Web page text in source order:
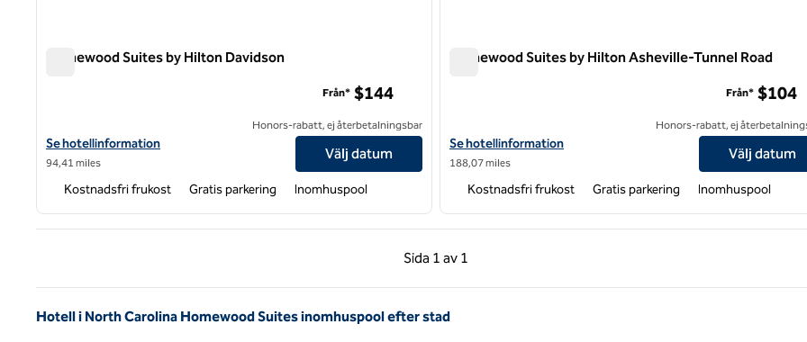
Homewood Suites by Hilton Davidson
Visa hotelluppgifter för Homewood Suites by Hilton Davidson
Se hotellinformation
94,41 miles
Från* $144
Honors-rabatt, ej återbetalningsbar
Välj datum
Kostnadsfri frukost Gratis parkering Inomhuspool
Homewood Suites by Hilton Asheville-Tunnel Road
Visa hotelluppgifter för Homewood Suites by Hilton Asheville-
Se hotellinformation
188,07 miles
Från* $104
Honors-rabatt, ej
Välj datum
Kostnadsfri frukost Gratis parkering Inomhuspool
Sida 1 av 1
Föregående sida, 1 av 1
Sida 1 av 1
Hotell i North Carolina Homewood Suites inomhuspool efter stad